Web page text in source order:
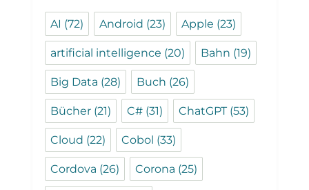
AI (72) Android (23) Apple (23)
artificial intelligence (20) Bahn (19)
Big Data (28) Buch (26)
Bücher (21) C# (31) ChatGPT(53)
Cloud (22) Cobol (33)
Cordova (26) Corona (25)